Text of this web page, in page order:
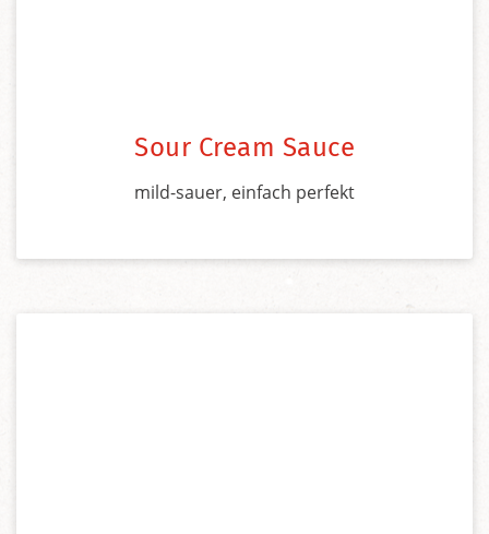
Sour Cream Sauce
mild-sauer, einfach perfekt